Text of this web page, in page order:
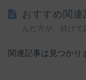
おすすめ関
んだ方が、続けて
関連記事は見つかり